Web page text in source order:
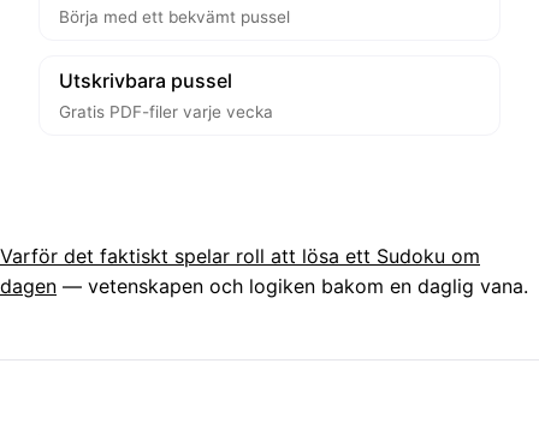
Börja med ett bekvämt pussel
Utskrivbara pussel
Gratis PDF-filer varje vecka
Varför det faktiskt spelar roll att lösa ett Sudoku om
dagen — vetenskapen och logiken bakom en daglig vana.